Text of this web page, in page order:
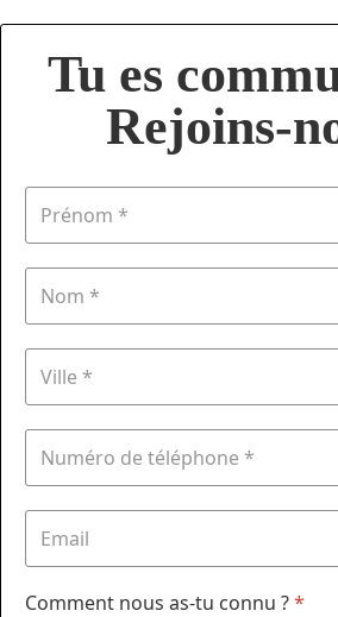
Tu es
Rejoins-
Comment nous as-tu connu ?*